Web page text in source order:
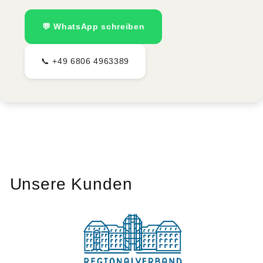
💬 WhatsApp schreiben
📞 +49 6806 4963389
Unsere Kunden